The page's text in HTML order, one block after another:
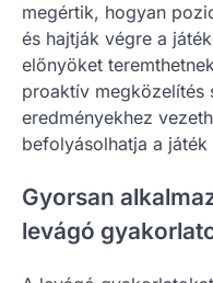
megértik, hogyan
és hajtják végre a
előnyöket
proaktív megközelítés
eredményekhez
befolyásolhatja a játék
Gyorsan
levágó